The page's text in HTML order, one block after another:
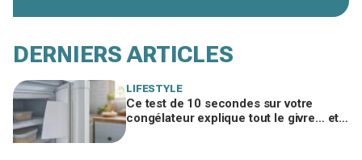
DERNIERS ARTICLES
LIFESTYLE
Ce test de 10 secondes sur votre
congélateur explique tout le givre… et